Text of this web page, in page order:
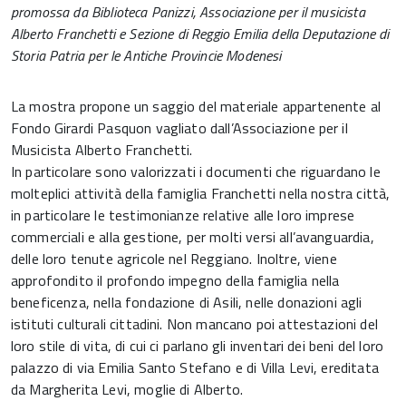
promossa da Biblioteca Panizzi, Associazione per il musicista
Alberto Franchetti e Sezione di Reggio Emilia della Deputazione di
Storia Patria per le Antiche Provincie Modenesi
La mostra propone un saggio del materiale appartenente al
Fondo Girardi Pasquon vagliato dall’Associazione per il
Musicista Alberto Franchetti.
In particolare sono valorizzati i documenti che riguardano le
molteplici attività della famiglia Franchetti nella nostra città,
in particolare le testimonianze relative alle loro imprese
commerciali e alla gestione, per molti versi all’avanguardia,
delle loro tenute agricole nel Reggiano. Inoltre, viene
approfondito il profondo impegno della famiglia nella
beneficenza, nella fondazione di Asili, nelle donazioni agli
istituti culturali cittadini. Non mancano poi attestazioni del
loro stile di vita, di cui ci parlano gli inventari dei beni del loro
palazzo di via Emilia Santo Stefano e di Villa Levi, ereditata
da Margherita Levi, moglie di Alberto.